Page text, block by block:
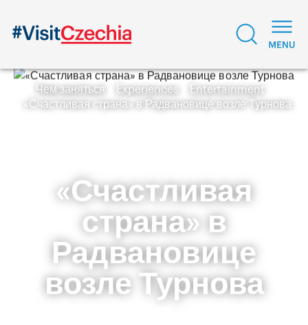
Чем заняться Experiences
Entertainment
«Счастливая страна» в Радвановице возле Турнова
«Счастливая
страна» в
Радвановице
возле Турнова